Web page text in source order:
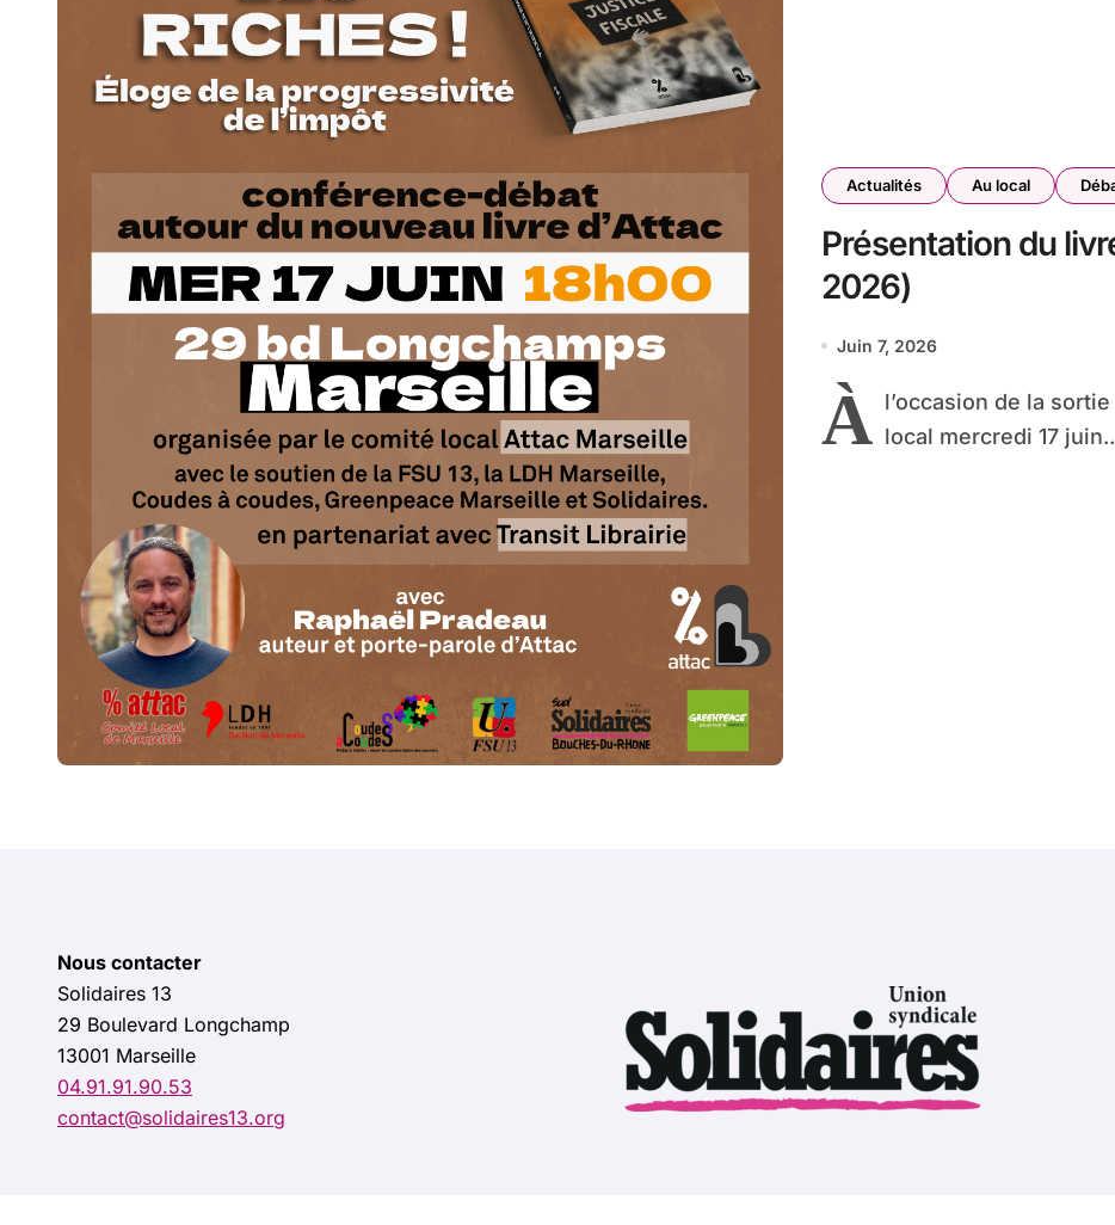
Actualités Au local
Présentation du
2026)
Juin 7, 2026
À l’occasion de la
local mercredi 17
Nous contacter
Solidaires 13
29 Boulevard Longchamp
13001 Marseille
04.91.91.90.53
contact@solidaires13.org